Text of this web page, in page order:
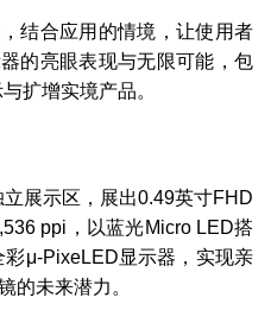
结合应用的情境，让使用者
的亮眼表现与无限可能，包
扩增实境产品。
展示区，展出0.49英寸FHD
ppi，以蓝光Micro LED搭
μ-PixeLED显示器，实现亲
的未来潜力。